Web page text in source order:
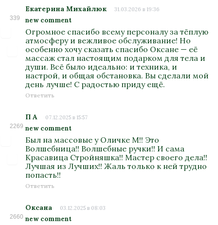
339
Екатерина Михайлюк 31.03.2026 в 19:36
new comment
Огромное спасибо всему персоналу за тёплую
атмосферу и вежливое обслуживание! Но
особенно хочу сказать спасибо Оксане — её
массаж стал настоящим подарком для тела и
души. Всё было идеально: и техника, и
настрой, и общая обстановка. Вы сделали мой
день лучше! С радостью приду ещё.
Ответить
2269
П А 07.12.2025 в 15:57
new comment
Был на массовые у Оличке М!! Это
Волшебница!! Волшебные ручки!! И сама
Красавица Стройняшка!! Мастер своего дела!!
Лучшая из Лучших!! Жаль только к ней трудно
попасть!!
Ответить
2660
Оксана 03.12.2025 в 08:03
new comment